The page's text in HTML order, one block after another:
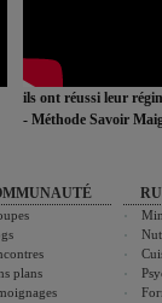
ils ont réussi leur
- Méthode Savoir
plans